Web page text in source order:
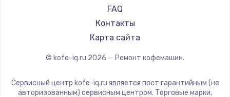
Ремонт NFC модуля
от 880 руб.
Заказать
от 1100 руб.
Nivona
Astoria
JVC
ROCKET MOZZAFIATO
Vivitek
FAQ
Контакты
Карта сайта
© kofe-iq.ru 2026 — Ремонт кофемашин.
Сервисный центр kofe-iq.ru является пост гарантийным (не
авторизованным) сервисным центром. Торговые марки,